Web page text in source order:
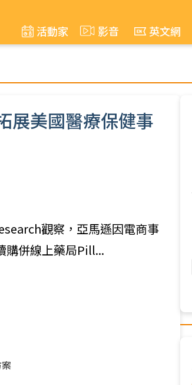
活動家 影音 英文網
展美國醫療保健事
觀察，亞馬遜因電商事
購併線上藥局Pill...